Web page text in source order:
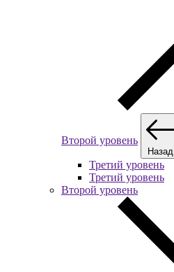
Второй уровень
Назад
Третий уровень
Третий уровень
Второй уровень